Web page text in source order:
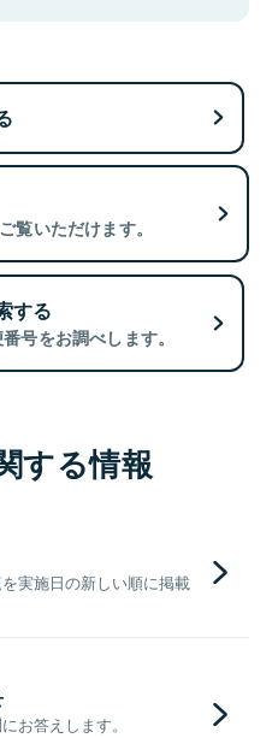
覧いただけます。
する
号をお調べします。
する情報
実施日の新しい順に掲載
お答えします。